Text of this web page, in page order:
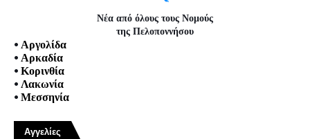
Νέα από όλους τους Νομούς
της Πελοποννήσου
• Αργολίδα
• Αρκαδία
• Κορινθία
• Λακωνία
• Μεσσηνία
Αγγελίες